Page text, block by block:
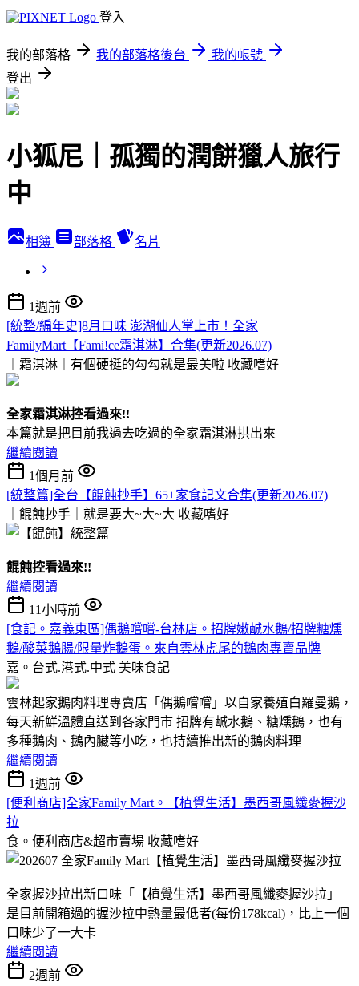
登入
我的部落格 我的部落格後台
我的帳號
登出
小狐尼｜孤獨的潤餅獵人旅行
中
相簿 部落格 名片
1週前
[統整/編年史]8月口味 澎湖仙人掌上市！全家
FamilyMart【Fami!ce霜淇淋】合集(更新2026.07)
｜霜淇淋｜有個硬挺的勾勾就是最美啦 收藏嗜好
全家霜淇淋控看過來!!
本篇就是把目前我過去吃過的全家霜淇淋拱出來
繼續閱讀
1個月前
[統整篇]全台【餛飩抄手】65+家食記文合集(更新2026.07)
｜餛飩抄手｜就是要大~大~大 收藏嗜好
餛飩控看過來!!
繼續閱讀
11小時前
[食記。嘉義東區]偶鵝嚐嚐-台林店。招牌嫩鹹水鵝/招牌糖燻
鵝/酸菜鵝腸/限量炸鵝蛋。來自雲林虎尾的鵝肉專賣品牌
嘉。台式.港式.中式 美味食記
雲林起家鵝肉料理專賣店「偶鵝嚐嚐」以自家養殖白羅曼鵝，
每天新鮮溫體直送到各家門市 招牌有鹹水鵝、糖燻鵝，也有
多種鵝肉、鵝內臟等小吃，也持續推出新的鵝肉料理
繼續閱讀
1週前
[便利商店]全家Family Mart。【植覺生活】墨西哥風纖麥握沙
拉
食。便利商店&超市賣場 收藏嗜好
全家握沙拉出新口味「【植覺生活】墨西哥風纖麥握沙拉」
是目前開箱過的握沙拉中熱量最低者(每份178kcal)，比上一個
口味少了一大卡
繼續閱讀
2週前